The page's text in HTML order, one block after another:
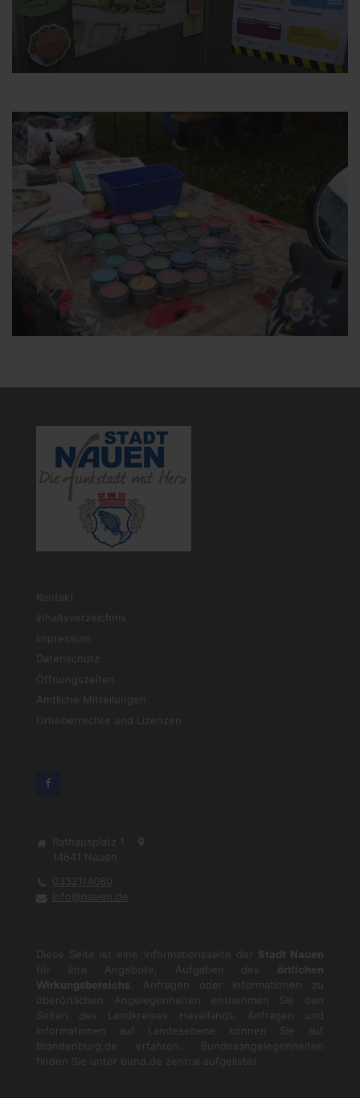
Kontakt
Inhaltsverzeichnis
Impressum
Datenschutz
Öffnungszeiten
Amtliche Mitteilungen
Urheberrechte und Lizenzen
Rathausplatz 1
14641
Nauen
03321/4080
info@nauen.de
Diese Seite ist eine Informationsseite der Stadt Nauen
für ihre Angebote, Aufgaben des örtlichen
Wirkungsbereichs . Anfragen oder Informationen zu
überörtlichen Angelegenheiten entnehmen Sie den
Seiten des Landkreises Havellands. Anfragen und
Informationen auf Landesebene können Sie auf
Brandenburg.de
erfahren. Bundesangelegenheiten
finden Sie unter
bund.de zentral aufgelistet.